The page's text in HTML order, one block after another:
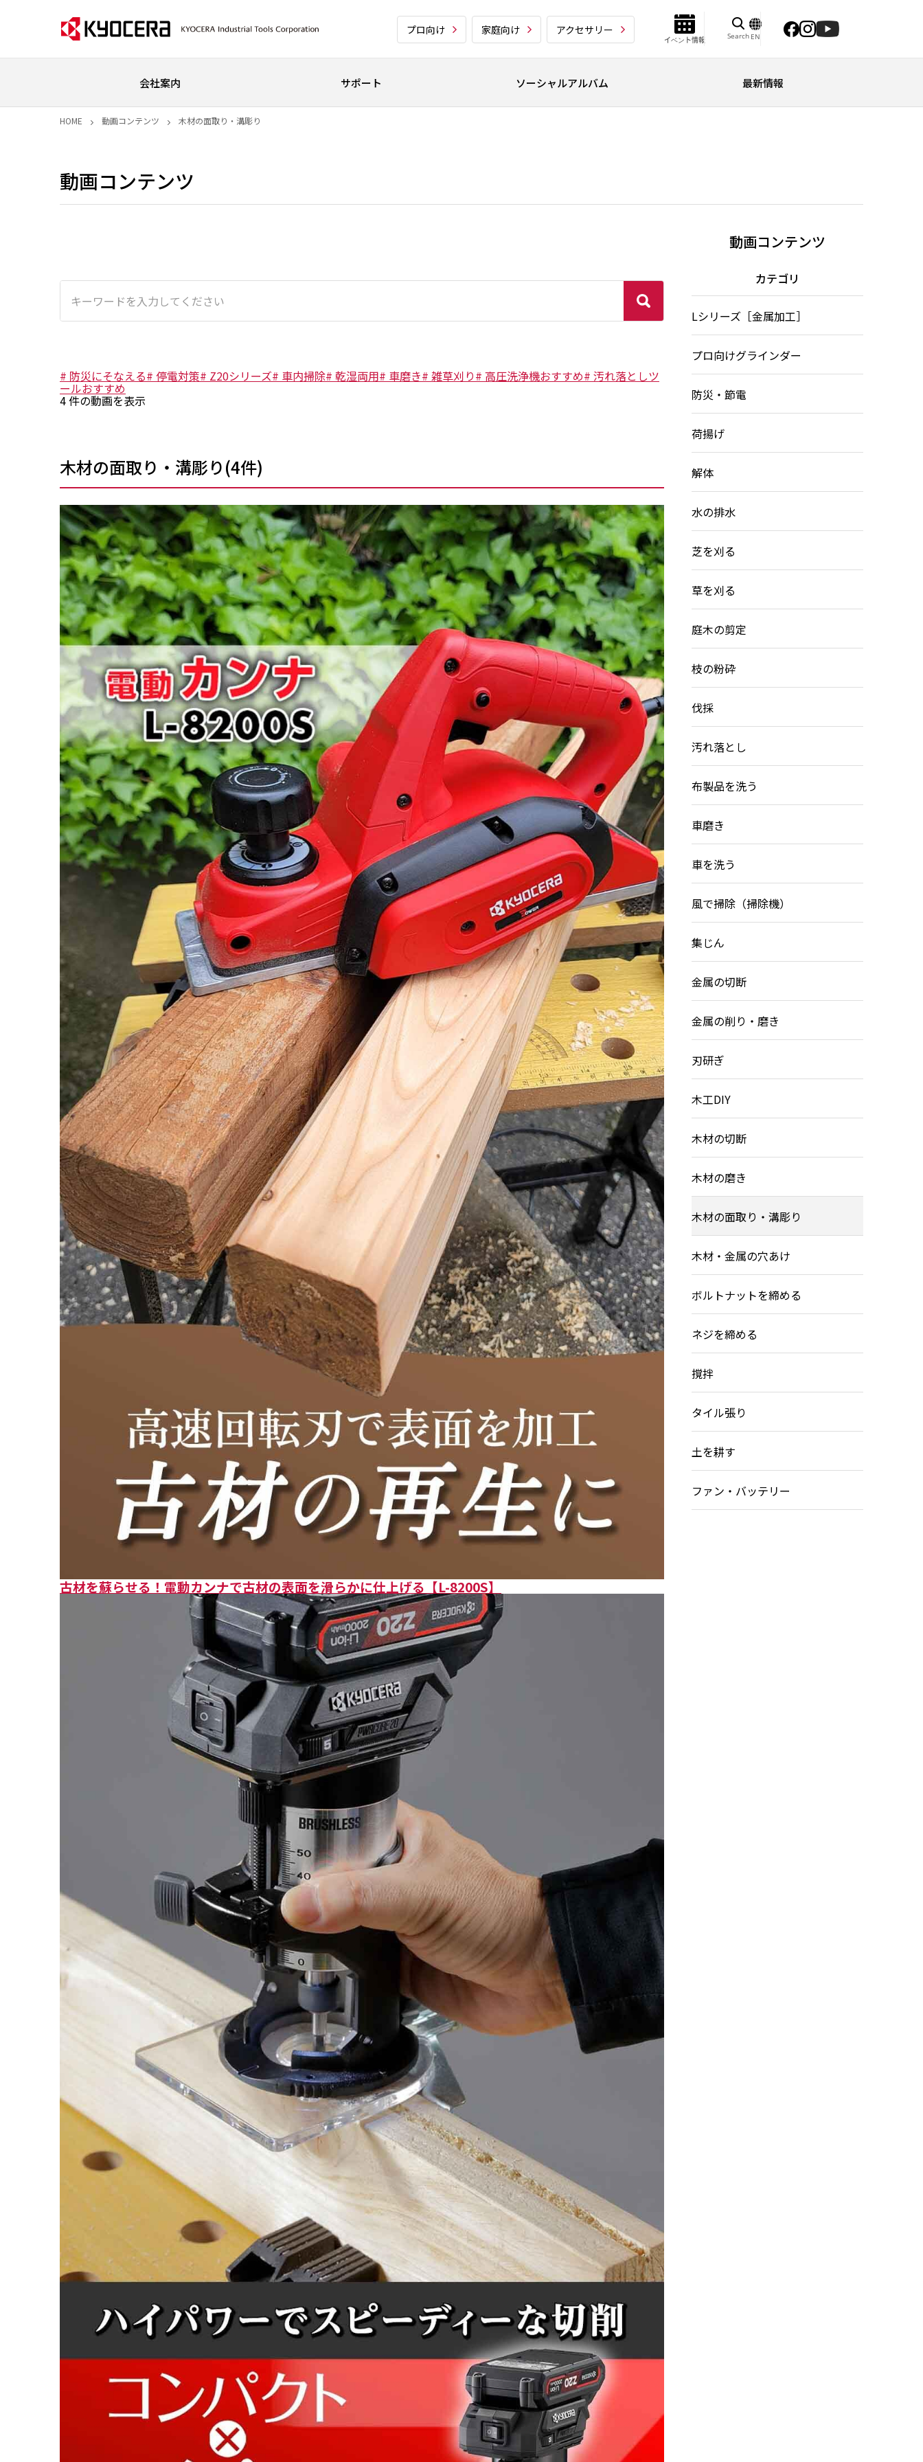
プロ向け 家庭向け アクセサリー
イベント情報 Search EN
会社案内 サポート ソーシャルアルバム 最新情報
HOME 動画コンテンツ 木材の面取り・溝彫り
動画コンテンツ
# 防災にそなえる# 停電対策# Z20シリーズ# 車内掃除# 乾湿両用# 車磨き# 雑草刈り# 高圧洗浄機おすすめ# 汚れ落としツ
ールおすすめ
4件の動画を表示
木材の面取り・溝彫り(4件)
古材を蘇らせる！電動カンナで古材の表面を滑らかに仕上げる【L-8200S】
動画コンテンツ
カテゴリ
Lシリーズ［金属加工］
プロ向けグラインダー
防災・節電
荷揚げ
解体
水の排水
芝を刈る
草を刈る
庭木の剪定
枝の粉砕
伐採
汚れ落とし
布製品を洗う
車磨き
車を洗う
風で掃除（掃除機）
集じん
金属の切断
金属の削り・磨き
刃研ぎ
木工DIY
木材の切断
木材の磨き
木材の面取り・溝彫り
木材・金属の穴あけ
ボルトナットを締める
ネジを締める
撹拌
タイル張り
土を耕す
ファン・バッテリー